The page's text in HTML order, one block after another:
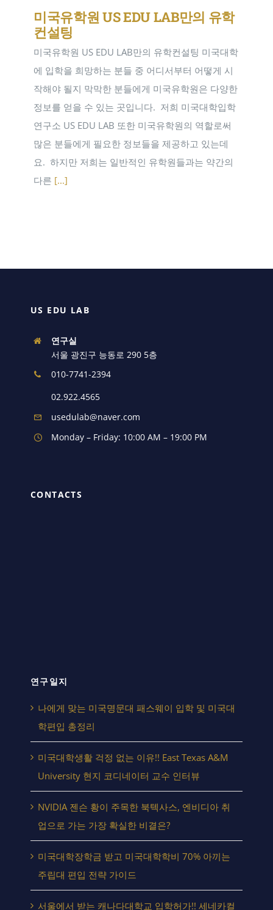
미국유학원 US EDU LAB만의 유학
컨설팅
미국유학원 US EDU LAB만의 유학컨설팅 미국대학
에 입학을 희망하는 분들 중 어디서부터 어떻게 시
작해야 될지 막막한 분들에게 미국유학원은 다양한
정보를 얻을 수 있는 곳입니다. ​ 저희 미국대학입학
연구소 US EDU LAB 또한 미국유학원의 역할로써
많은 분들에게 필요한 정보들을 제공하고 있는데
요. ​ 하지만 저희는 일반적인 유학원들과는 약간의
다른 [...]
US EDU LAB
연구실
서울 광진구 능동로 290 5층
010-7741-2394
02.922.4565
usedulab@naver.com
Monday – Friday: 10:00 AM – 19:00 PM
CONTACTS
연구일지
나에게 맞는 미국명문대 패스웨이 입학 및 미국대
학편입 총정리
미국대학생활 걱정 없는 이유!! East Texas A&M
University 현지 코디네이터 교수 인터뷰
NVIDIA 젠슨 황이 주목한 북텍사스, 엔비디아 취
업으로 가는 가장 확실한 비결은?
미국대학장학금 받고 미국대학학비 70% 아끼는
주립대 편입 전략 가이드
서울에서 받는 캐나다대학교 입학허가!! 세네카컬